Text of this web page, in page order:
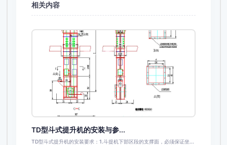
相关内容
TD型斗式提升机的安装与参...
TD型斗式提升机的安装要求：1.斗提机下部区段的支撑面，必须保证坐...